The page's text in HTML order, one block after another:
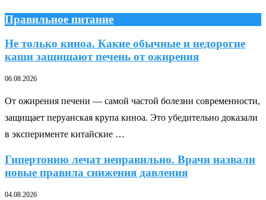
Правильное питание
Не только киноа. Какие обычные и недорогие
каши защищают печень от ожирения
06.08.2026
От ожирения печени — самой частой болезни современности,
защищает перуанская крупа киноа. Это убедительно доказали
в эксперименте китайские …
Гипертонию лечат неправильно. Врачи назвали
новые правила снижения давления
04.08.2026